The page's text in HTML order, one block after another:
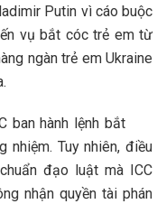
Putin vì cáo buộc
vụ bắt cóc trẻ em từ
ngàn trẻ em Ukraine
ban hành lệnh bắt
Tuy nhiên, điều
đạo luật mà ICC
nhận quyền tài phán